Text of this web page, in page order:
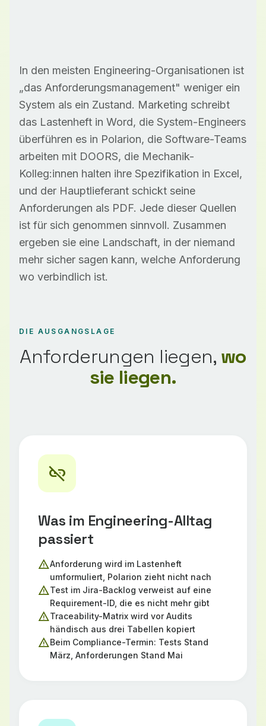
In den meisten Engineering-Organisationen ist
„das Anforderungsmanagement" weniger ein
System als ein Zustand. Marketing schreibt
das Lastenheft in Word, die System-Engineers
überführen es in Polarion, die Software-Teams
arbeiten mit DOORS, die Mechanik-
Kolleg:innen halten ihre Spezifikation in Excel,
und der Hauptlieferant schickt seine
Anforderungen als PDF. Jede dieser Quellen
ist für sich genommen sinnvoll. Zusammen
ergeben sie eine Landschaft, in der niemand
mehr sicher sagen kann, welche Anforderung
wo verbindlich ist.
DIE AUSGANGSLAGE
Anforderungen liegen, wo
sie liegen.
link_off
Was im Engineering-Alltag
passiert
warningAnforderung wird im Lastenheft
umformuliert, Polarion zieht nicht nach
warningTest im Jira-Backlog verweist auf eine
Requirement-ID, die es nicht mehr gibt
warningTraceability-Matrix wird vor Audits
händisch aus drei Tabellen kopiert
warningBeim Compliance-Termin: Tests Stand
März, Anforderungen Stand Mai